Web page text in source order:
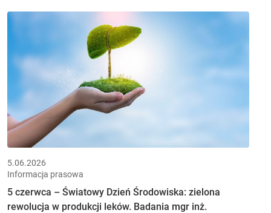
5.06.2026
Informacja prasowa
5 czerwca – Światowy Dzień Środowiska: zielona
rewolucja w produkcji leków. Badania mgr inż.